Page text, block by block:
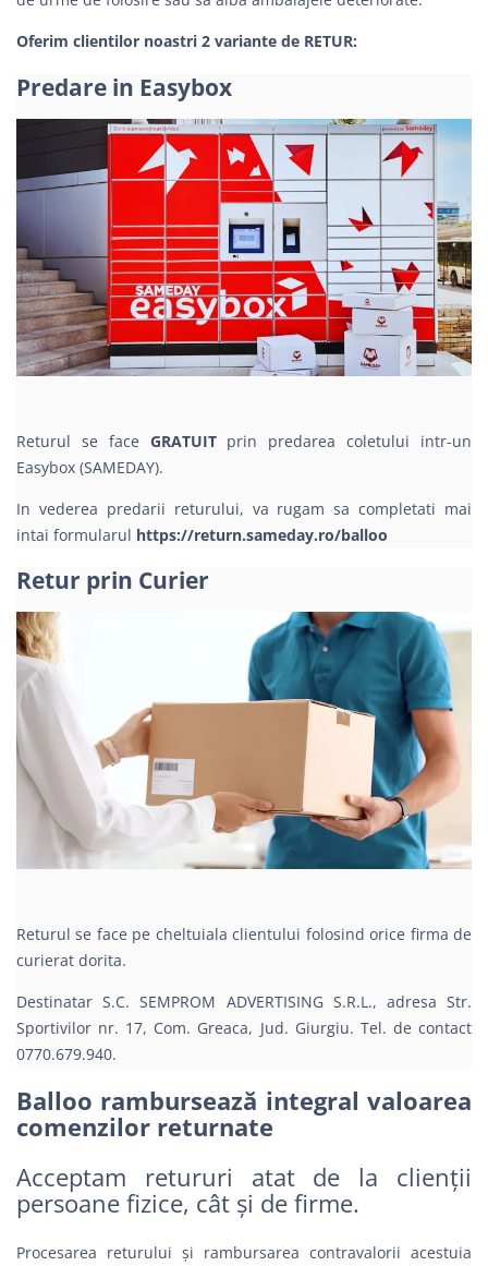
Oferim clientilor noastri 2 variante de RETUR:
Predare in Easybox
Returul se face GRATUIT prin predarea coletului intr-un
Easybox (SAMEDAY).
In vederea predarii returului, va rugam sa completati mai
intai formularul https://return.sameday.ro/balloo
Retur prin Curier
Returul se face pe cheltuiala clientului folosind orice firma de
curierat dorita.
Destinatar S.C. SEMPROM ADVERTISING S.R.L., adresa Str.
Sportivilor nr. 17, Com. Greaca, Jud. Giurgiu. Tel. de contact
0770.679.940.
Balloo rambursează integral valoarea
comenzilor returnate
Acceptam retururi atat de la clienții
persoane fizice, cât și de firme.
Procesarea returului și rambursarea contravalorii acestuia